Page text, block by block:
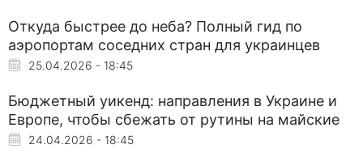
Откуда быстрее до неба? Полный гид по
аэропортам соседних стран для украинцев
25.04.2026 - 18:45
Бюджетный уикенд: направления в Украине и
Европе, чтобы сбежать от рутины на майские
24.04.2026 - 18:45